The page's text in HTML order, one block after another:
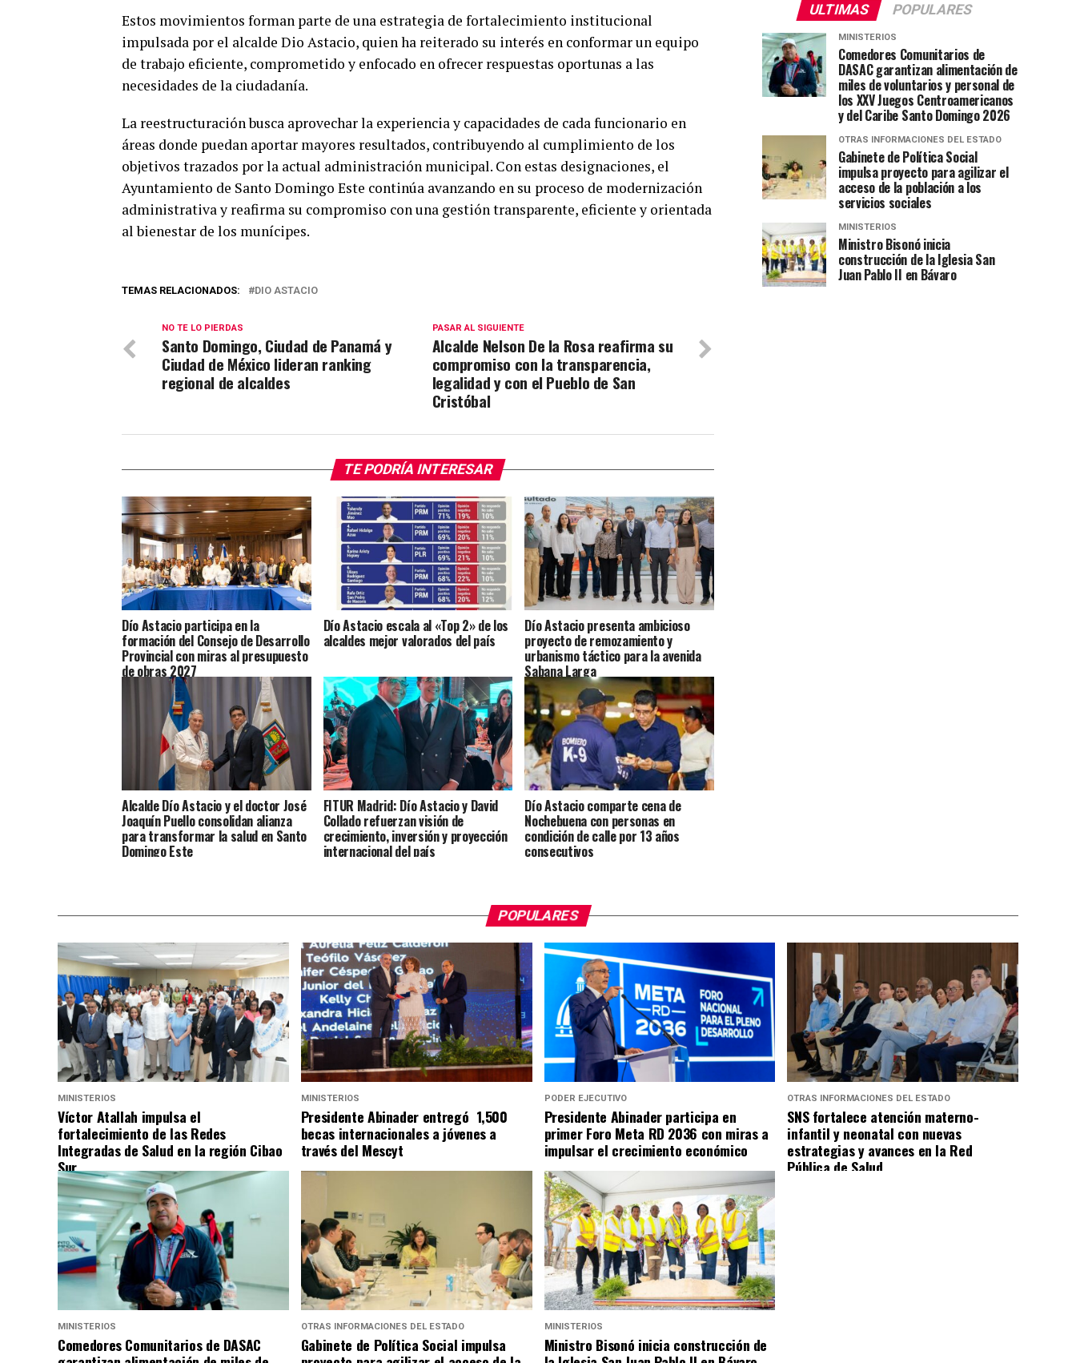
Estos movimientos forman parte de una estrategia de fortalecimiento institucional
impulsada por el alcalde Dio Astacio, quien ha reiterado su interés en conformar un equipo
de trabajo eficiente, comprometido y enfocado en ofrecer respuestas oportunas a las
necesidades de la ciudadanía.
La reestructuración busca aprovechar la experiencia y capacidades de cada funcionario en
áreas donde puedan aportar mayores resultados, contribuyendo al cumplimiento de los
objetivos trazados por la actual administración municipal. Con estas designaciones, el
Ayuntamiento de Santo Domingo Este continúa avanzando en su proceso de modernización
administrativa y reafirma su compromiso con una gestión transparente, eficiente y orientada
al bienestar de los munícipes.
TEMAS RELACIONADOS: DIO ASTACIO
PASAR AL SIGUIENTE
Alcalde Nelson De la Rosa reafirma su
compromiso con la transparencia,
legalidad y con el Pueblo de San
Cristóbal
NO TE LO PIERDAS
Santo Domingo, Ciudad de Panamá y
Ciudad de México lideran ranking
regional de alcaldes
TE PODRÍA INTERESAR
Dío Astacio participa en la
formación del Consejo de Desarrollo
Provincial con miras al presupuesto
de obras 2027
Dío Astacio escala al «Top 2» de los
alcaldes mejor valorados del país
Dío Astacio presenta ambicioso
proyecto de remozamiento y
urbanismo táctico para la avenida
Sabana Larga
Alcalde Dío Astacio y el doctor José
Joaquín Puello consolidan alianza
para transformar la salud en Santo
Domingo Este
FITUR Madrid: Dío Astacio y David
Collado refuerzan visión de
crecimiento, inversión y proyección
internacional del país
Dío Astacio comparte cena de
Nochebuena con personas en
condición de calle por 13 años
consecutivos
ULTIMAS POPULARES
MINISTERIOS
Comedores Comunitarios de
DASAC garantizan alimentación de
miles de voluntarios y personal de
los XXV Juegos Centroamericanos
y del Caribe Santo Domingo 2026
OTRAS INFORMACIONES DEL ESTADO
Gabinete de Política Social
impulsa proyecto para agilizar el
acceso de la población a los
servicios sociales
MINISTERIOS
Ministro Bisonó inicia
construcción de la Iglesia San
Juan Pablo II en Bávaro
POPULARES
MINISTERIOS
Víctor Atallah impulsa el
fortalecimiento de las Redes
Integradas de Salud en la región Cibao
Sur
MINISTERIOS
Presidente Abinader entregó 1,500
becas internacionales a jóvenes a
través del Mescyt
PODER EJECUTIVO
Presidente Abinader participa en
primer Foro Meta RD 2036 con miras a
impulsar el crecimiento económico
OTRAS INFORMACIONES DEL ESTADO
SNS fortalece atención materno-
infantil y neonatal con nuevas
estrategias y avances en la Red
Pública de Salud
MINISTERIOS
Comedores Comunitarios de DASAC
OTRAS INFORMACIONES DEL ESTADO
Gabinete de Política Social impulsa
MINISTERIOS
Ministro Bisonó inicia construcción de